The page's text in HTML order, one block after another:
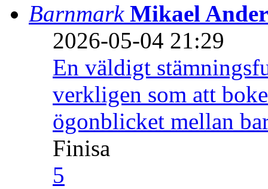
Barnmark Mikael
2026-05-04 21:29
En väldigt
verkligen som att
ögonblicket mellan
Finisa
5